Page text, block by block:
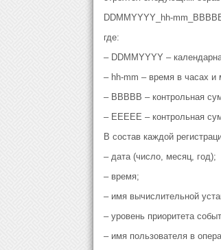
DDMMYYYY_hh-
где:
– DDMMYYYY –
– hh-mm – время в часах и
– BBBBB – контрольная
– EEEEE – контрольная
В состав каждой
– дата (число, месяц, год);
– время;
– имя вычислительной
– уровень приоритета
– имя пользователя в